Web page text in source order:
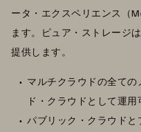
ータ・エクスペリエンス（
ます。ピュア・ストレージ
提供します。
マルチクラウドの全て
ド・クラウドとして運用
パブリック・クラウド